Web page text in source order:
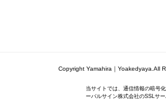
Copyright Yamahira｜Yoakedyaya.All
当サイトでは、通信情報の暗号
ーバルサイン株式会社のSSLサ